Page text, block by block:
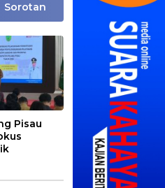
Sorotan
Pisau